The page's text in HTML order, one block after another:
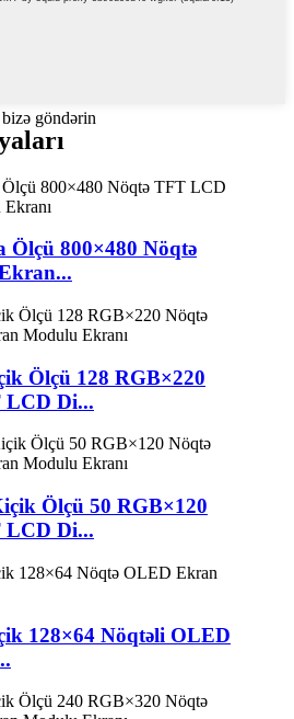
bizə göndərin
Ölçü 800×480 Nöqtə
Ölçü 128 RGB×220
LCD Di...
Ölçü 50 RGB×120
LCD Di...
128×64 Nöqtəli OLED